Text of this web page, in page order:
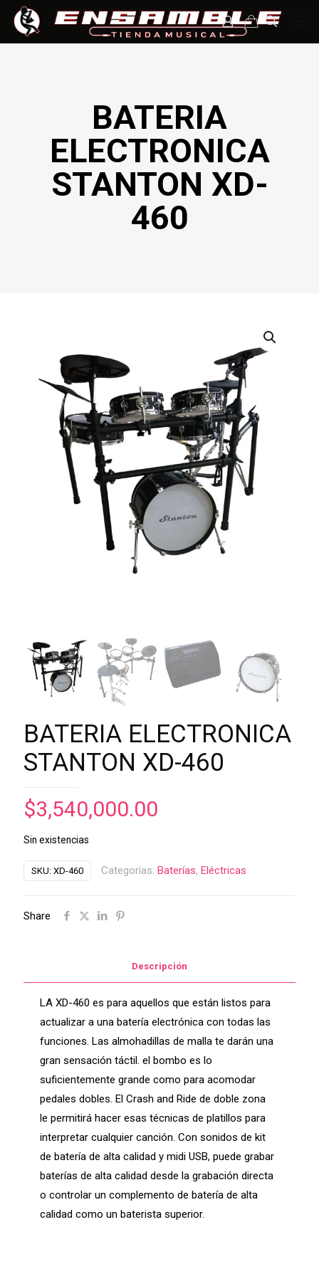
BATERIA
ELECTRONICA
STANTON XD-
460
BATERIA ELECTRONICA
STANTON XD-460
$3,540,000.00
Sin existencias
SKU: XD-460 Categorías: Baterías, Eléctricas
Share
Descripción
LA XD-460 es para aquellos que están listos para
actualizar a una batería electrónica con todas las
funciones. Las almohadillas de malla te darán una
gran sensación táctil. el bombo es lo
suficientemente grande como para acomodar
pedales dobles. El Crash and Ride de doble zona
le permitirá hacer esas técnicas de platillos para
interpretar cualquier canción. Con sonidos de kit
de batería de alta calidad y midi USB, puede grabar
baterías de alta calidad desde la grabación directa
o controlar un complemento de batería de alta
calidad como un baterista superior.